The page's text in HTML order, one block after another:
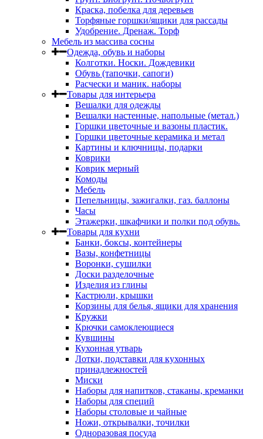
Краска, побелка для деревьев
Торфяные горшки/ящики для рассады
Удобрение. Дренаж. Торф
Мебель из массива сосны
Одежда, обувь и наборы
Колготки. Носки. Дождевики
Обувь (тапочки, сапоги)
Расчески и маник. наборы
Товары для интерьера
Вешалки для одежды
Вешалки настенные, напольные (метал.)
Горшки цветочные и вазоны пластик.
Горшки цветочные керамика и метал
Картины и ключницы, подарки
Коврики
Коврик мерный
Комоды
Мебель
Пепельницы, зажигалки, газ. баллоны
Часы
Этажерки, шкафчики и полки под обувь.
Товары для кухни
Банки, боксы, контейнеры
Вазы, конфетницы
Воронки, сушилки
Доски разделочные
Изделия из глины
Кастрюли, крышки
Корзины для белья, ящики для хранения
Кружки
Крючки самоклеющиеся
Кувшины
Кухонная утварь
Лотки, подставки для кухонных
принадлежностей
Миски
Наборы для напитков, стаканы, креманки
Наборы для специй
Наборы столовые и чайные
Ножи, открывалки, точилки
Одноразовая посуда